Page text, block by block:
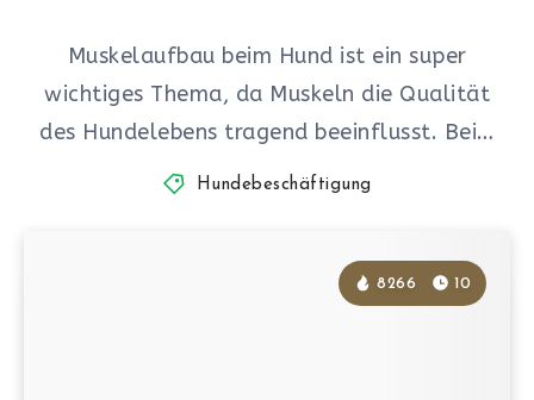
Muskelaufbau beim Hund ist ein super
wichtiges Thema, da Muskeln die Qualität
des Hundelebens tragend beeinflusst. Bei…
Hundebeschäftigung
8266 10